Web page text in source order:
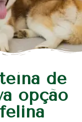
de
opção